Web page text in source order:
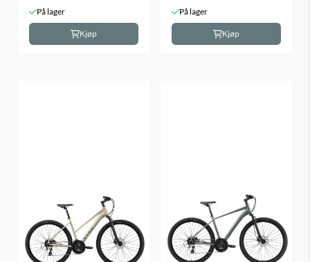
På lager
Kjøp
På lager
Kjøp